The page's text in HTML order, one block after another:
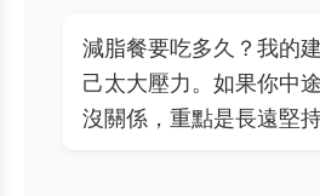
減脂餐要吃多久？我的
己太大壓力。如果你中
沒關係，重點是長遠堅持